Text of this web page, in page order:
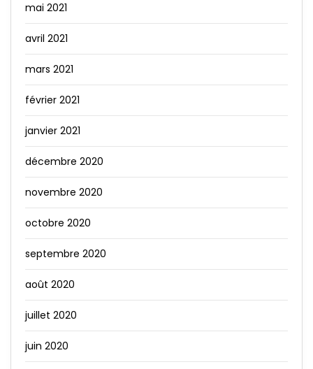
mai 2021
avril 2021
mars 2021
février 2021
janvier 2021
décembre 2020
novembre 2020
octobre 2020
septembre 2020
août 2020
juillet 2020
juin 2020